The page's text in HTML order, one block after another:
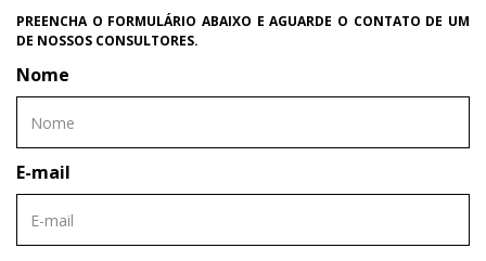
PREENCHA O FORMULÁRIO ABAIXO E AGUARDE O CONTATO DE UM
DE NOSSOS CONSULTORES.
Nome
E-mail